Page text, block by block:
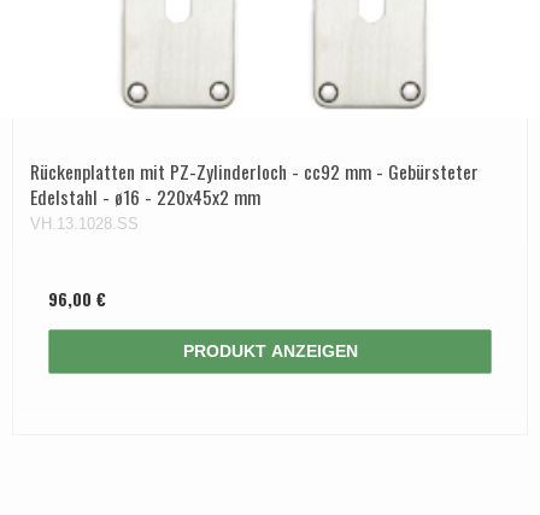
Rückenplatten mit PZ-Zylinderloch - cc92 mm - Gebürsteter
Edelstahl - ø16 - 220x45x2 mm
VH.13.1028.SS
96,00 €
PRODUKT ANZEIGEN